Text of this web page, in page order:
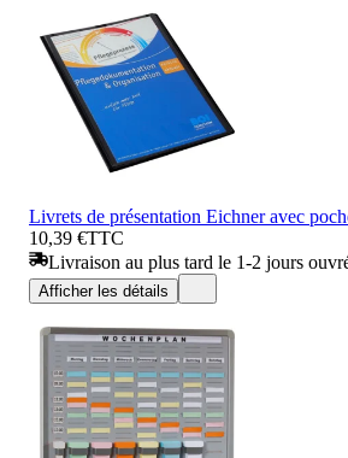
Livrets de présentation Eichner avec
10,39 €TTC
Livraison au plus tard le 1-2 jours
Afficher les détails